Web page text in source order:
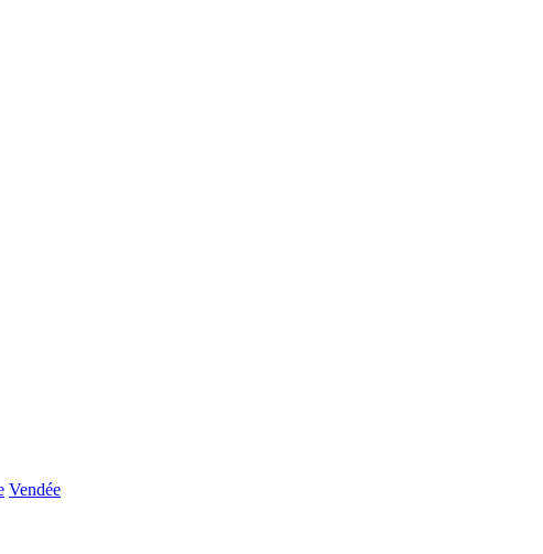
Vendée